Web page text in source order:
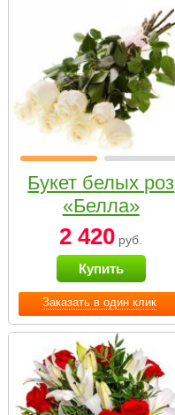
Заказать в один клик
Букет белых роз
«Белла»
2 420 руб.
Купить